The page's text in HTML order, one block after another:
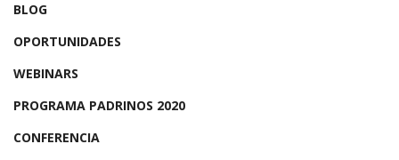
BLOG
OPORTUNIDADES
WEBINARS
PROGRAMA PADRINOS 2020
CONFERENCIA